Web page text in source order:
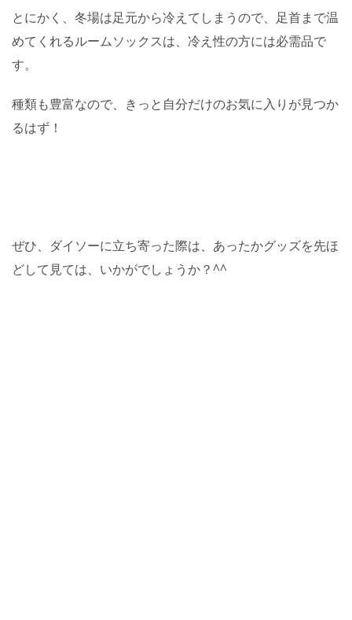
とにかく、冬場は足元から冷えてしまうので、足首まで温
めてくれるルームソックスは、冷え性の方には必需品で
す。
種類も豊富なので、きっと自分だけのお気に入りが見つか
るはず！
ぜひ、ダイソーに立ち寄った際は、あったかグッズを先ほ
どして見ては、いかがでしょうか？^^